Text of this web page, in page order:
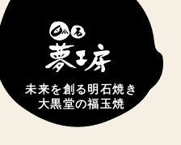
未来を創る明石焼き
大黒堂の福玉焼